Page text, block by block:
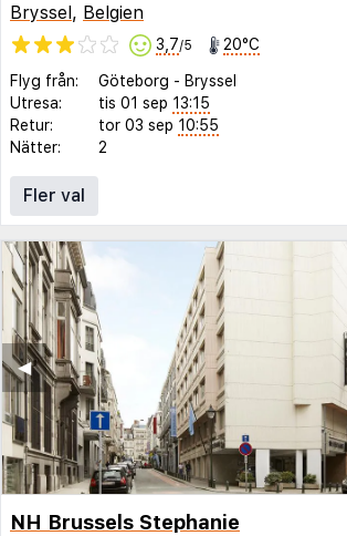
Bryssel, Belgien
3,7/5 20°C
Flyg från: Göteborg - Bryssel
Utresa:
tis 01 sep 13:15
Retur:
tor 03 sep 10:55
Nätter:
2
Fler val
◀︎
NH Brussels Stephanie